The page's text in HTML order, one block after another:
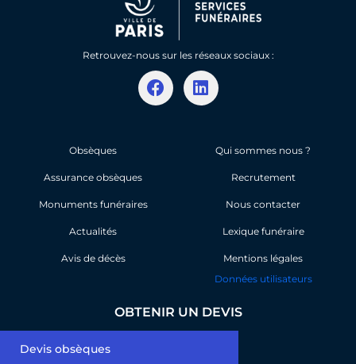
Retrouvez-nous sur les réseaux sociaux :
F
a
c
L
i
n
Obsèques
Assurance obsèques
Monuments funéraires
Actualités
Avis de décès
Qui sommes nous ?
Recrutement
Nous contacter
Lexique funéraire
Mentions légales
Données utilisateurs
OBTENIR UN DEVIS
Devis obsèques